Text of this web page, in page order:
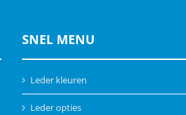
SNEL MENU
Leder kleuren
Leder opties